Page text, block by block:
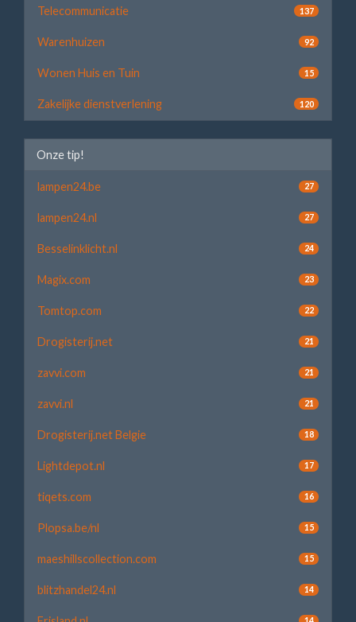
Telecommunicatie 137
Warenhuizen 92
Wonen Huis en Tuin 15
Zakelijke dienstverlening 120
Onze tip!
lampen24.be 27
lampen24.nl 27
Besselinklicht.nl 24
Magix.com 23
Tomtop.com 22
Drogisterij.net 21
zavvi.com 21
zavvi.nl 21
Drogisterij.net Belgie 18
Lightdepot.nl 17
tiqets.com 16
Plopsa.be/nl 15
maeshillscollection.com 15
blitzhandel24.nl 14